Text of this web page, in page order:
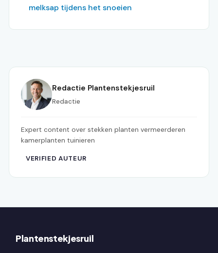
melksap tijdens het snoeien
Redactie Plantenstekjesruil
Redactie
Expert content over stekken planten vermeerderen
kamerplanten tuinieren
VERIFIED AUTEUR
Plantenstekjesruil